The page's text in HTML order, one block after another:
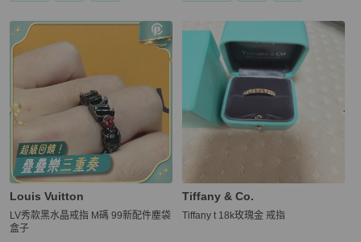
Louis Vuitton
LV秀款黑水晶戒指 M碼 99新配件塵袋
盒子
Tiffany & Co.
Tiffany t 18k玫瑰金 戒指